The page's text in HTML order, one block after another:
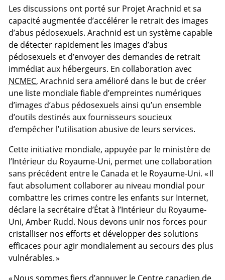
Les discussions ont porté sur Projet Arachnid et sa
capacité augmentée d’accélérer le retrait des images
d’abus pédosexuels. Arachnid est un système capable
de détecter rapidement les images d’abus
pédosexuels et d’envoyer des demandes de retrait
immédiat aux hébergeurs. En collaboration avec
NCMEC, Arachnid sera amélioré dans le but de créer
une liste mondiale fiable d’empreintes numériques
d’images d’abus pédosexuels ainsi qu’un ensemble
d’outils destinés aux fournisseurs soucieux
d’empêcher l’utilisation abusive de leurs services.
Cette initiative mondiale, appuyée par le ministère de
l’Intérieur du Royaume-Uni, permet une collaboration
sans précédent entre le Canada et le Royaume-Uni. « Il
faut absolument collaborer au niveau mondial pour
combattre les crimes contre les enfants sur Internet,
déclare la secrétaire d’État à l’Intérieur du Royaume-
Uni, Amber Rudd. Nous devons unir nos forces pour
cristalliser nos efforts et développer des solutions
efficaces pour agir mondialement au secours des plus
vulnérables. »